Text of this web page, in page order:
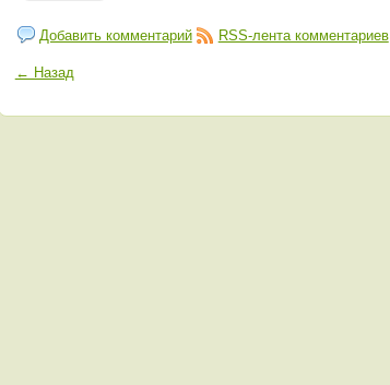
Добавить комментарий RSS-лента комментариев
← Назад